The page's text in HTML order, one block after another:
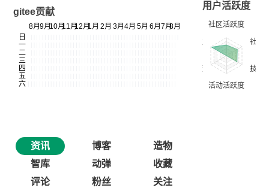
gitee贡献
用户活跃度
资讯 博客
造物
智库
动弹
收藏
评论
粉丝 关注